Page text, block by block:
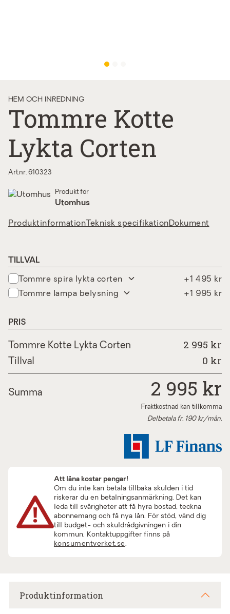
HEM OCH INREDNING
Tommre Kotte
Lykta Corten
Art.nr. 610323
Produkt för
Utomhus
Produktinformation Teknisk specifikationDokument
TILLVAL
tommre spira lykta corten
+1 495 kr
tommre lampa belysning
+1 995 kr
PRIS
Tommre Kotte Lykta Corten 2 995 kr
Tillval 0 kr
Summa 2 995 kr
Fraktkostnad kan tillkomma
Delbetala fr. 190kr/mån.
Att låna kostar pengar!
Om du inte kan betala tillbaka skulden i tid
riskerar du en betalningsanmärkning. Det kan
leda till svårigheter att få hyra bostad, teckna
abonnemang och få nya lån. För stöd, vänd dig
till budget- och skuldrådgivningen i din
kommun. Kontaktuppgifter finns på
konsumentverket.se.
Produktinformation